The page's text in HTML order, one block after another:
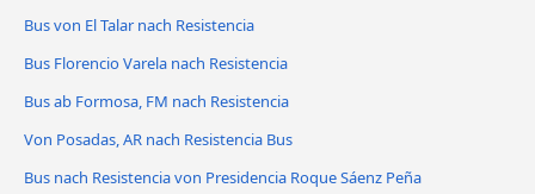
Bus von El Talar nach Resistencia
Bus Florencio Varela nach Resistencia
Bus ab Formosa, FM nach Resistencia
Von Posadas, AR nach Resistencia Bus
Bus nach Resistencia von Presidencia Roque Sáenz Peña